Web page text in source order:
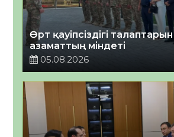
Өрт қауіпсіздігі
азаматтың міндеті
05.08.2026